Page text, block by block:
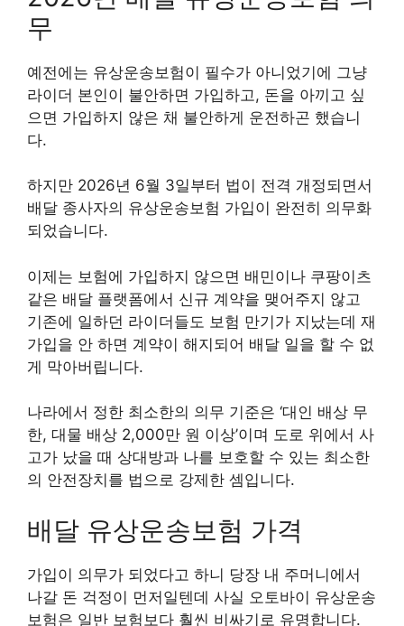
무
예전에는 유상운송보험이 필수가 아니었기에 그냥
라이더 본인이 불안하면 가입하고, 돈을 아끼고 싶
으면 가입하지 않은 채 불안하게 운전하곤 했습니
다.
하지만 2026년 6월 3일부터 법이 전격 개정되면서
배달 종사자의 유상운송보험 가입이 완전히 의무화
되었습니다.
이제는 보험에 가입하지 않으면 배민이나 쿠팡이츠
같은 배달 플랫폼에서 신규 계약을 맺어주지 않고
기존에 일하던 라이더들도 보험 만기가 지났는데 재
가입을 안 하면 계약이 해지되어 배달 일을 할 수 없
게 막아버립니다.
나라에서 정한 최소한의 의무 기준은 ‘대인 배상 무
한, 대물 배상 2,000만 원 이상’이며 도로 위에서 사
고가 났을 때 상대방과 나를 보호할 수 있는 최소한
의 안전장치를 법으로 강제한 셈입니다.
배달 유상운송보험 가격
가입이 의무가 되었다고 하니 당장 내 주머니에서
나갈 돈 걱정이 먼저일텐데 사실 오토바이 유상운송
보험은 일반 보험보다 훨씬 비싸기로 유명합니다.